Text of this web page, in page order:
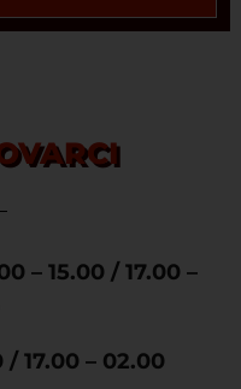
– 15.00 / 17.00 –
/ 17.00 – 02.00